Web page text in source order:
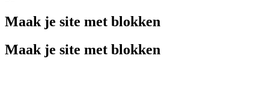
Maak je site met blokken
Maak je site met blokken